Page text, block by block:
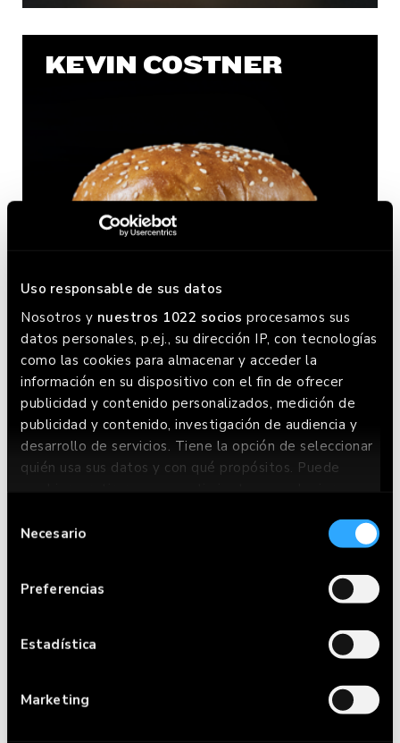
Uso responsable de sus datos
Nosotros y nuestros 1022 socios procesamos sus
datos personales, p.ej., su dirección IP, con tecnologías
como las cookies para almacenar y acceder la
información en su dispositivo con el fin de ofrecer
publicidad y contenido personalizados, medición de
publicidad y contenido, investigación de audiencia y
desarrollo de servicios. Tiene la opción de seleccionar
quién usa sus datos y con qué propósitos. Puede
cambiar o retirar su consentimiento en cualquier
en el Menú de consentimiento.
Recopilar información sobre su ubicación
varios metros
específicas (huellas digitales)
deNecesario
Preferencias
Estadística
Marketing
KEVIN COSTNER
PIGMA®